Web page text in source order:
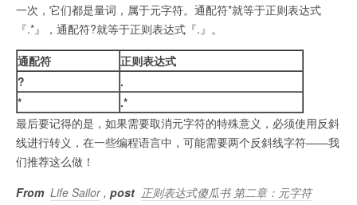
一次，它们都是量词，属于元字符。通配符*就等于正则表达式
『.*』，通配符?就等于正则表达式『.』。
通配符
正则表达式
?
.
*
.*
最后要记得的是，如果需要取消元字符的特殊意义，必须使用反斜
线进行转义，在一些编程语言中，可能需要两个反斜线字符——我
们推荐这么做！
From Life Sailor , post 正则表达式傻瓜书 第二章：元字符